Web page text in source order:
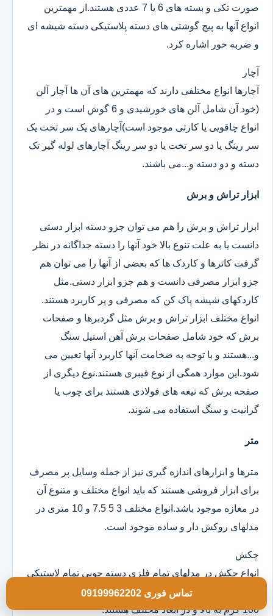
صورت تکی و بسته های 6 یا 7 عددی هستند.از مهمترین
انواع آنها به پیچ گوشتی های دسته پلاستیکی دسته شیشه ای
و ضربه خور اشاره کرد.
آچار
آچارها انواع مختلفی دارند که مهمترین های آن ها آچار آلن
(خود آن شامل آلن های خورشیدی و 6 گوش است و در
انواع چاقویی یا کارتی موجود است)آچارهای یک سر تخت یک
سر رینگ یا دو سر تخت یا دو سر رینگ آچارهای لوله گیر تک
دسته و دو دسته و...می باشند.
ابزار تراش و برش
ابزار تراش و برش را هم می توان جزو دسته ابزار دستی
دانست یا به علت تنوع بالا خود آنها را دسته جداگانه در نظر
گرفت کاترها و کاردک ها که بعضی از آنها را می توان هم
جزو ابزار مصرفی دانست و هم جزو ابزار دستی.مثل
کاردکهای شیشه پاک کن که مصرفی و پر کاربرد هستند.
انواع مختلف ابزار تراش و برش مثل گردبرها و صفحات
برش که خود شامل صفحات برش آهن استیل سنگ
و...هستند و با توجه به ضخامت آنها کاربرد آنها تعیین می
شود.این موارد همگی از نوع فیبری هستند.نوع دیگری از
صفحه برش که تیغه های فولادی هستند برای چوب یا
گرانیت و سنگ استفاده می شوند.
متر
مترها و ابزارهای اندازه گیری نیز از جمله وسایل پر مصرف
برای ابزار فروشی هستند که باید انواع مختلف و متنوع آن
در مغازه موجود باشد.انواع مختلف 3 5 7.5 و 10 متری در
مدلهای روکش دار و ساده موجود است.
چکش
انواع چکش در مدلهای تمام فلزی دسته چوبی تمام لاستیکی
و ژله ای موجود است که خود آنها در وزن های مختلف از
100 گرم به بالا و در ابعاد مختلف هستند.
تماس فوری 09199962202